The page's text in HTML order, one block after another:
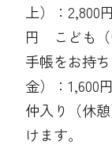
上）：2,800
円 こども（
手帳をお持
金）：1,600
仲入り（休
けます。